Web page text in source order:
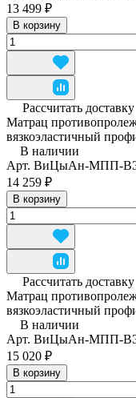
13 499 ₽
В корзину
Рассчитать доставку
Матрац
вязкоэластичный
В наличии
Арт. ВиЦыАн-МПП-
14 259 ₽
В корзину
Рассчитать доставку
Матрац
вязкоэластичный
В наличии
Арт. ВиЦыАн-МПП-
15 020 ₽
В корзину